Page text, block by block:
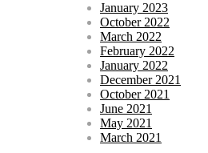
January 2023
October 2022
March 2022
February 2022
January 2022
December 2021
October 2021
June 2021
May 2021
March 2021